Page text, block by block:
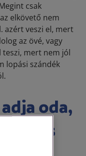
csak
elkövető nem
azért veszi el, mert
az övé, vagy
teszi, mert nem jól
lopási szándék
oda,
lopás